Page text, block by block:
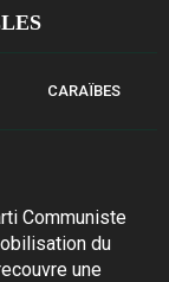
CARAÏBES
Communiste
du
une